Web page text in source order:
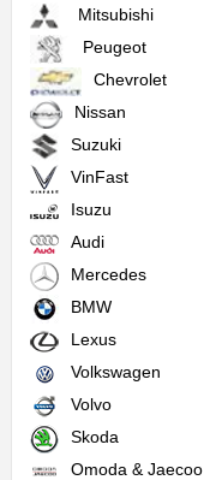
Mitsubishi
Peugeot
Chevrolet
Nissan
Suzuki
VinFast
Isuzu
Audi
Mercedes
BMW
Lexus
Volkswagen
Volvo
Skoda
Omoda & Jaecoo